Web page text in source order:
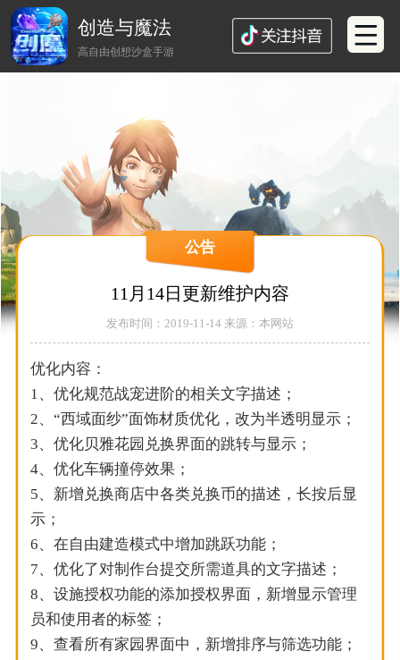
创造与魔法
高自由创想沙盒手游
公告
11月14日更新维护内容
发布时间：2019-11-14 来源：本网站
优化内容：
1、优化规范战宠进阶的相关文字描述；
2、“西域面纱”面饰材质优化，改为半透明显示；
3、优化贝雅花园兑换界面的跳转与显示；
4、优化车辆撞停效果；
5、新增兑换商店中各类兑换币的描述，长按后显
示；
6、在自由建造模式中增加跳跃功能；
7、优化了对制作台提交所需道具的文字描述；
8、设施授权功能的添加授权界面，新增显示管理
员和使用者的标签；
9、查看所有家园界面中，新增排序与筛选功能；